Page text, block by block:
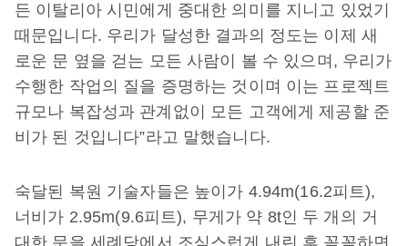
든 이탈리아 시민에게 중대한 의미를 지니고 있었기
때문입니다. 우리가 달성한 결과의 정도는 이제 새
로운 문 옆을 걷는 모든 사람이 볼 수 있으며, 우리가
수행한 작업의 질을 증명하는 것이며 이는 프로젝트
규모나 복잡성과 관계없이 모든 고객에게 제공할 준
비가 된 것입니다”라고 말했습니다.
숙달된 복원 기술자들은 높이가 4.94m(16.2피트),
너비가 2.95m(9.6피트), 무게가 약 8t인 두 개의 거
대한 문을 세례당에서 조심스럽게 내린 후 꼼꼼하면